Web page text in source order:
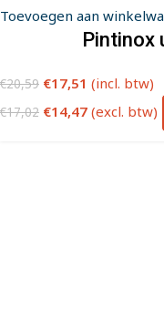
Toevoegen aan
Pintinox
€20,59 €17,51 (incl. btw)
€17,02 €14,47 (excl. btw)